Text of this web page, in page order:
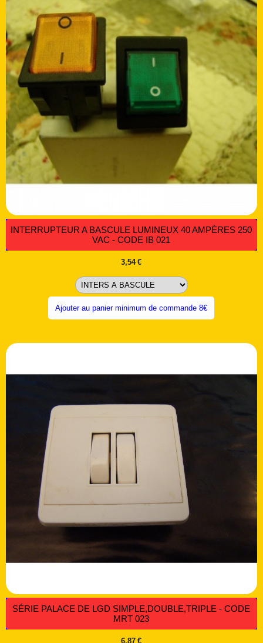
INTERRUPTEUR A BASCULE LUMINEUX 40 AMPÈRES 250
VAC - CODE IB 021
3,54€
Ajouter au panier minimum de commande 8€
SÉRIE PALACE DE LGD SIMPLE,DOUBLE,TRIPLE - CODE
MRT 023
6,87 €